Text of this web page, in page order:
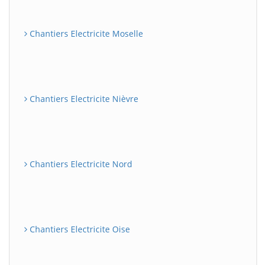
Chantiers Electricite Moselle
Chantiers Electricite Nièvre
Chantiers Electricite Nord
Chantiers Electricite Oise